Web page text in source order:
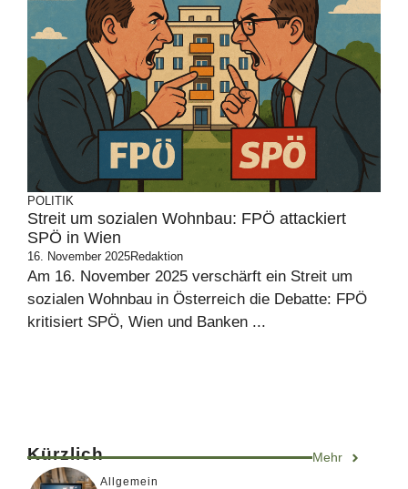
POLITIK
Streit um sozialen Wohnbau: FPÖ attackiert
SPÖ in Wien
16. November 2025Redaktion
Am 16. November 2025 verschärft ein Streit um
sozialen Wohnbau in Österreich die Debatte: FPÖ
kritisiert SPÖ, Wien und Banken ...
Kürzlich Mehr
Allgemein